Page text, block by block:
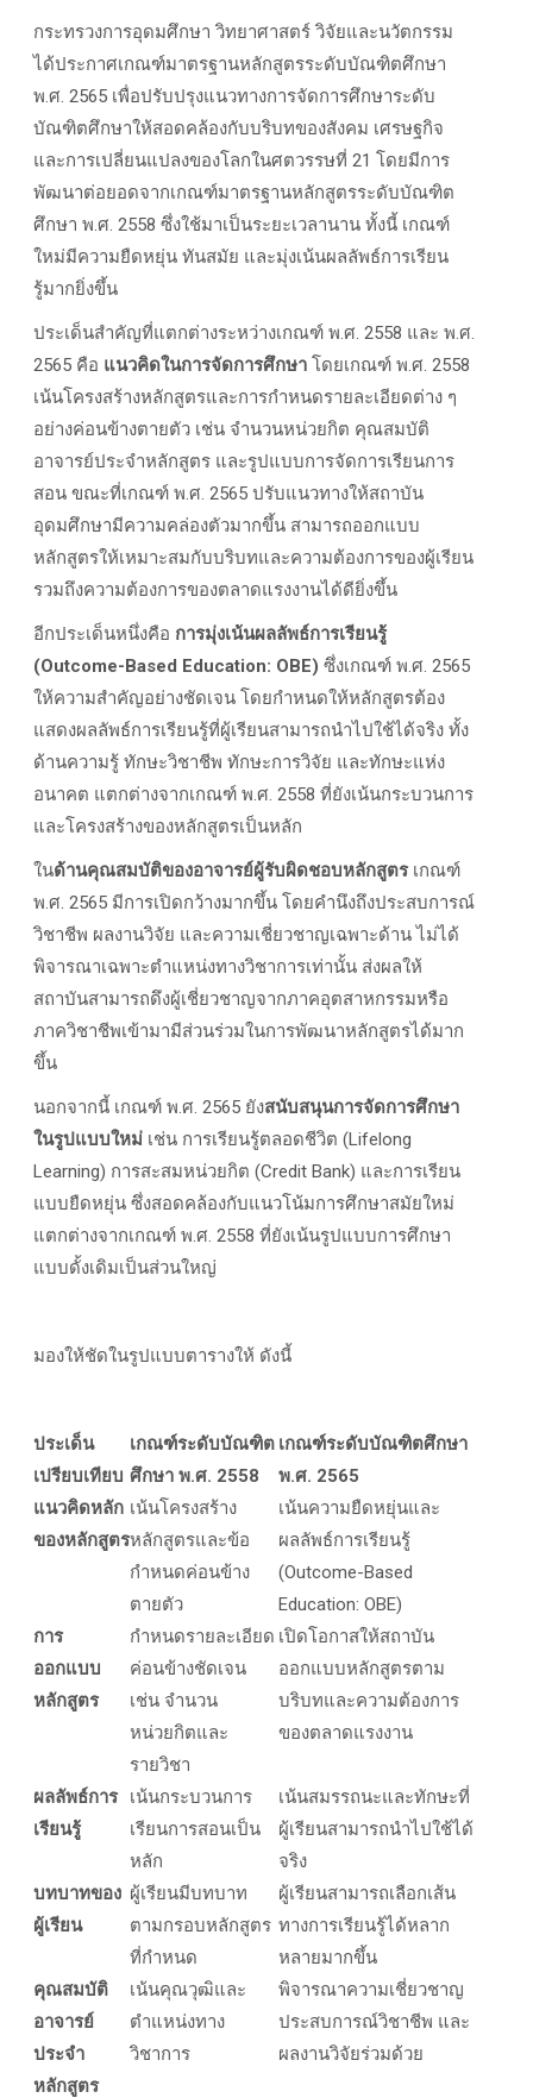
กระทรวงการอุดมศึกษา วิทยาศาสตร์ วิจัยและนวัตกรรม
ได้ประกาศเกณฑ์มาตรฐานหลักสูตรระดับบัณฑิตศึกษา
พ.ศ. 2565 เพื่อปรับปรุงแนวทางการจัดการศึกษาระดับ
บัณฑิตศึกษาให้สอดคล้องกับบริบทของสังคม เศรษฐกิจ
และการเปลี่ยนแปลงของโลกในศตวรรษที่ 21 โดยมีการ
พัฒนาต่อยอดจากเกณฑ์มาตรฐานหลักสูตรระดับบัณฑิต
ศึกษา พ.ศ. 2558 ซึ่งใช้มาเป็นระยะเวลานาน ทั้งนี้ เกณฑ์
ใหม่มีความยืดหยุ่น ทันสมัย และมุ่งเน้นผลลัพธ์การเรียน
รู้มากยิ่งขึ้น
ประเด็นสำคัญที่แตกต่างระหว่างเกณฑ์ พ.ศ. 2558 และ พ.ศ.
2565 คือ แนวคิดในการจัดการศึกษาโดยเกณฑ์ พ.ศ. 2558
เน้นโครงสร้างหลักสูตรและการกำหนดรายละเอียดต่าง ๆ
อย่างค่อนข้างตายตัว เช่น จำนวนหน่วยกิต คุณสมบัติ
อาจารย์ประจำหลักสูตร และรูปแบบการจัดการเรียนการ
สอน ขณะที่เกณฑ์ พ.ศ. 2565 ปรับแนวทางให้สถาบัน
อุดมศึกษามีความคล่องตัวมากขึ้น สามารถออกแบบ
หลักสูตรให้เหมาะสมกับบริบทและความต้องการของผู้เรียน
รวมถึงความต้องการของตลาดแรงงานได้ดียิ่งขึ้น
อีกประเด็นหนึ่งคือ การมุ่งเน้นผลลัพธ์การเรียนรู้
(Outcome-Based Education: OBE) ซึ่งเกณฑ์ พ.ศ. 2565
ให้ความสำคัญอย่างชัดเจน โดยกำหนดให้หลักสูตรต้อง
แสดงผลลัพธ์การเรียนรู้ที่ผู้เรียนสามารถนำไปใช้ได้จริง ทั้ง
ด้านความรู้ ทักษะวิชาชีพ ทักษะการวิจัย และทักษะแห่ง
อนาคต แตกต่างจากเกณฑ์ พ.ศ. 2558 ที่ยังเน้นกระบวนการ
และโครงสร้างของหลักสูตรเป็นหลัก
ในด้านคุณสมบัติของอาจารย์ผู้รับผิดชอบหลักสูตรเกณฑ์
พ.ศ. 2565 มีการเปิดกว้างมากขึ้น โดยคำนึงถึงประสบการณ์
วิชาชีพ ผลงานวิจัย และความเชี่ยวชาญเฉพาะด้าน ไม่ได้
พิจารณาเฉพาะตำแหน่งทางวิชาการเท่านั้น ส่งผลให้
สถาบันสามารถดึงผู้เชี่ยวชาญจากภาคอุตสาหกรรมหรือ
ภาควิชาชีพเข้ามามีส่วนร่วมในการพัฒนาหลักสูตรได้มาก
ขึ้น
นอกจากนี้ เกณฑ์ พ.ศ. 2565 ยังสนับสนุนการจัดการศึกษา
ในรูปแบบใหม่เช่น การเรียนรู้ตลอดชีวิต (Lifelong
Learning) การสะสมหน่วยกิต (Credit Bank) และการเรียน
แบบยืดหยุ่น ซึ่งสอดคล้องกับแนวโน้มการศึกษาสมัยใหม่
แตกต่างจากเกณฑ์ พ.ศ. 2558 ที่ยังเน้นรูปแบบการศึกษา
แบบดั้งเดิมเป็นส่วนใหญ่
มองให้ชัดในรูปแบบตารางให้ ดังนี้
ประเด็น
เปรียบเทียบ
เกณฑ์ระดับบัณฑิต
ศึกษา พ.ศ. 2558
เกณฑ์ระดับบัณฑิตศึกษา
พ.ศ. 2565
แนวคิดหลัก
ของหลักสูตร
เน้นโครงสร้าง
หลักสูตรและข้อ
กำหนดค่อนข้าง
ตายตัว
เน้นความยืดหยุ่นและ
ผลลัพธ์การเรียนรู้
(Outcome-Based
Education: OBE)
การ
ออกแบบ
หลักสูตร
กำหนดรายละเอียด
ค่อนข้างชัดเจน
เช่น จำนวน
หน่วยกิตและ
รายวิชา
เปิดโอกาสให้สถาบัน
ออกแบบหลักสูตรตาม
บริบทและความต้องการ
ของตลาดแรงงาน
ผลลัพธ์การ
เรียนรู้
เน้นกระบวนการ
เรียนการสอนเป็น
หลัก
เน้นสมรรถนะและทักษะที่
ผู้เรียนสามารถนำไปใช้ได้
จริง
บทบาทของ
ผู้เรียน
ผู้เรียนมีบทบาท
ตามกรอบหลักสูตร
ที่กำหนด
ผู้เรียนสามารถเลือกเส้น
ทางการเรียนรู้ได้หลาก
หลายมากขึ้น
คุณสมบัติ
อาจารย์
ประจำ
หลักสูตร
เน้นคุณวุฒิและ
ตำแหน่งทาง
วิชาการ
พิจารณาความเชี่ยวชาญ
ประสบการณ์วิชาชีพ และ
ผลงานวิจัยร่วมด้วย